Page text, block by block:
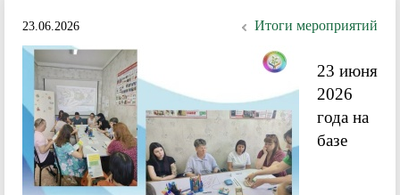
23.06.2026 Итоги мероприятий
23 июня
2026
года на
базе